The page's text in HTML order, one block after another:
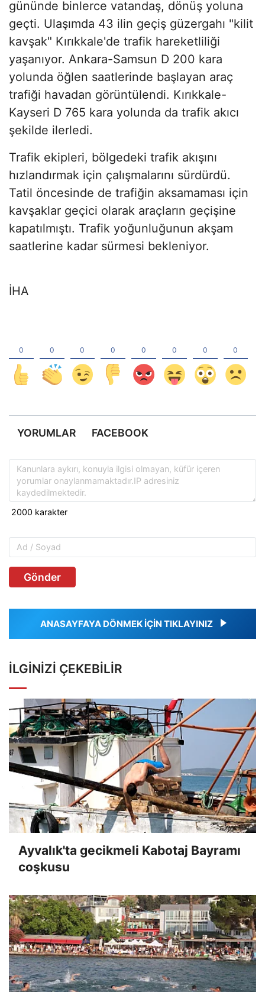
gününde binlerce vatandaş, dönüş yoluna
geçti. Ulaşımda 43 ilin geçiş güzergahı "kilit
kavşak" Kırıkkale'de trafik hareketliliği
yaşanıyor. Ankara-Samsun D 200 kara
yolunda öğlen saatlerinde başlayan araç
trafiği havadan görüntülendi. Kırıkkale-
Kayseri D 765 kara yolunda da trafik akıcı
şekilde ilerledi.
Trafik ekipleri, bölgedeki trafik akışını
hızlandırmak için çalışmalarını sürdürdü.
Tatil öncesinde de trafiğin aksamaması için
kavşaklar geçici olarak araçların geçişine
kapatılmıştı. Trafik yoğunluğunun akşam
saatlerine kadar sürmesi bekleniyor.
İHA
YORUMLAR FACEBOOK
Gönder
ANASAYFAYA DÖNMEK İÇİN TIKLAYINIZ
İLGINIZI ÇEKEBILIR
Ayvalık'ta gecikmeli Kabotaj Bayramı
coşkusu